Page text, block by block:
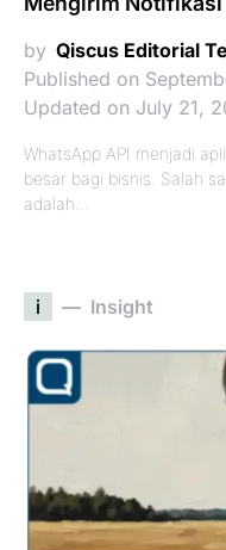
by Qiscus Editorial
Published on
Updated on July 21,
WhatsApp API menjadi
besar bagi bisnis. Salah
adalah…
i Insight